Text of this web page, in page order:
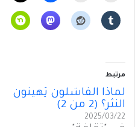
مرتبط
لماذا الفاشلون يُهينُون
النثر؟ (2 من 2)
2025/03/22